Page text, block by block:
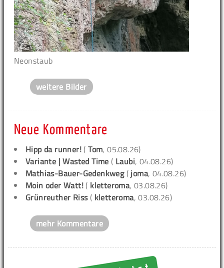
Neonstaub
weitere Bilder
Neue Kommentare
Hipp da runner! (Tom, 05.08.26)
Variante | Wasted Time ( Laubi, 04.08.26)
Mathias-Bauer-Gedenkweg( joma, 04.08.26)
Moin oder Watt! ( kletteroma, 03.08.26)
Grünreuther Riss( kletteroma, 03.08.26)
mehr Kommentare